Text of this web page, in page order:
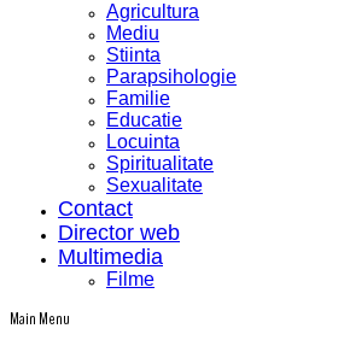
Agricultura
Mediu
Stiinta
Parapsihologie
Familie
Educatie
Locuinta
Spiritualitate
Sexualitate
Contact
Director web
Multimedia
Filme
Main Menu